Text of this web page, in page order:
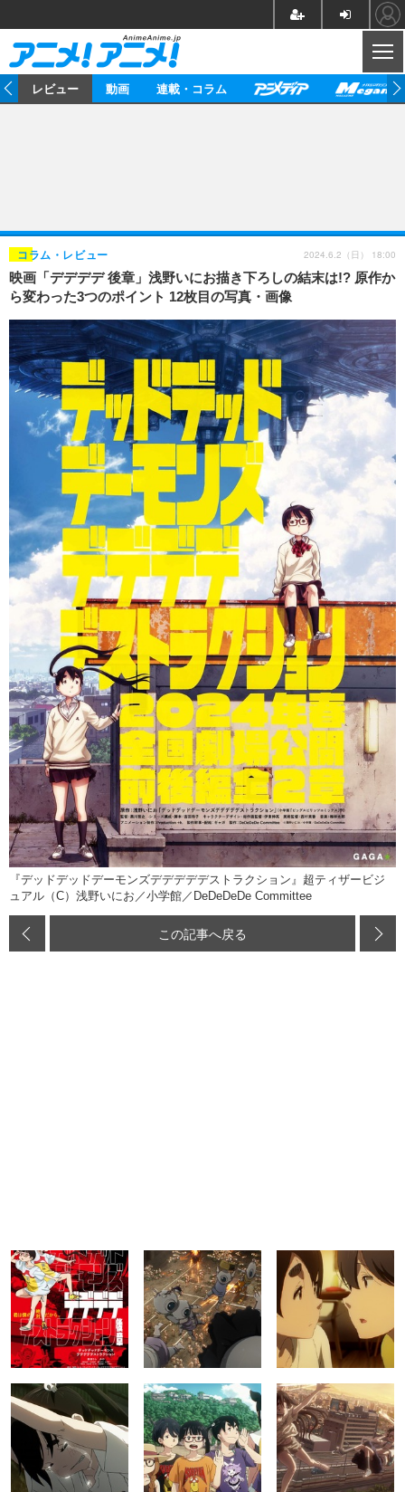
ゲーム グッズ
海外イベント ビジネス
俳優・タレント アーティスト
ビジネス
アニメ 実写
書評 イベント
ゲーム 座談会
動画
アニメ 映画/ドラマ
アニメ！アニメ！TV ABEMA Cafe
連載・コラム
レビュー 動画 連載・コラム
映画「デデデデ 後章」浅野いにお描き下ろしの結末は!? 原作か
ら変わった3つのポイント 12枚目の写真・画像
コラム・レビュー 2024.6.2（日） 18:00
『デッドデッドデーモンズデデデデデストラクション』超ティザービジ
ュアル（C）浅野いにお／小学館／DeDeDeDe Committee
この記事へ戻る